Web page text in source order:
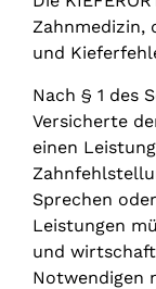
Zahnmedizin,
und
Nach § 1 des
Versicherte
einen
Sprechen
Leistungen
und
Notwendigen